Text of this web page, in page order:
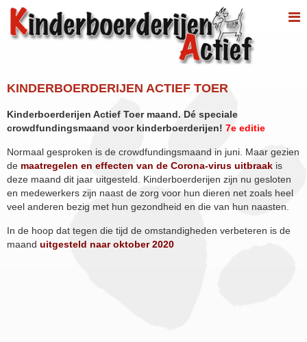
KINDERBOERDERIJEN ACTIEF TOER
Kinderboerderijen Actief Toer maand. Dé speciale
crowdfundingsmaand voor kinderboerderijen! 7e editie
Normaal gesproken is de crowdfundingsmaand in juni. Maar gezien
de maatregelen en effecten van de Corona-virus uitbraak is
deze maand dit jaar uitgesteld. Kinderboerderijen zijn nu gesloten
en medewerkers zijn naast de zorg voor hun dieren net zoals heel
veel anderen bezig met hun gezondheid en die van hun naasten.
In de hoop dat tegen die tijd de omstandigheden verbeteren is de
maand uitgesteld naar oktober 2020